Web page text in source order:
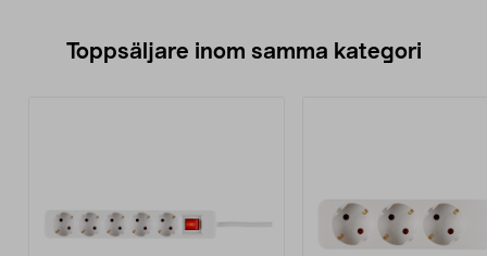
Toppsäljare inom samma kategori